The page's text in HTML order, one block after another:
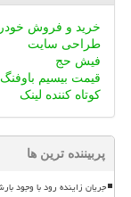
خرید و فروش
طراحی سایت
فیش حج
قیمت بیسیم باوفنگ
کوتاه کننده لینک
پربیننده ترین ها
جریان زاینده رود با وجود